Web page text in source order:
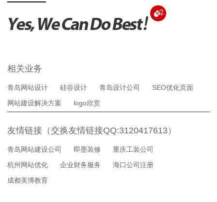
相关业务
青岛网站设计 硅谷设计 青岛设计公司
SEO优化页面
网站建设解决方案
logo欣赏
友情链接（交换友情链接QQ:3120417613）
青岛网站建设公司 即墨装修
重庆工装公司
杭州网站优化
企业财务服务
海口公司注册
成都美博教育